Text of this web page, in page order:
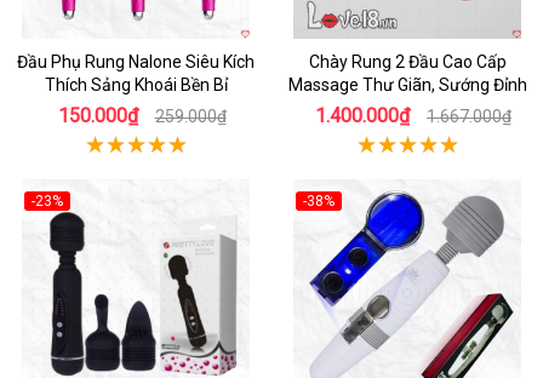
Đầu Phụ Rung Nalone Siêu Kích
Thích Sảng Khoái Bền Bỉ
150.000₫ 259.000₫
Chày Rung 2 Đầu Cao Cấp
Massage Thư Giãn, Sướng Đỉnh
1.400.000₫ 1.667.000₫
-23%
-38%